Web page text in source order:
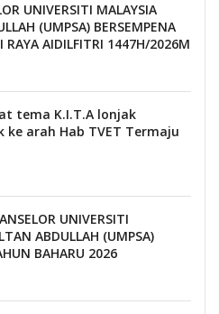
UNIVERSITI MALAYSIA
(UMPSA) BERSEMPENA
RAYA AIDILFITRI 1447H/2026M
tema K.I.T.A lonjak
arah Hab TVET Termaju
UNIVERSITI
ABDULLAH (UMPSA)
BAHARU 2026